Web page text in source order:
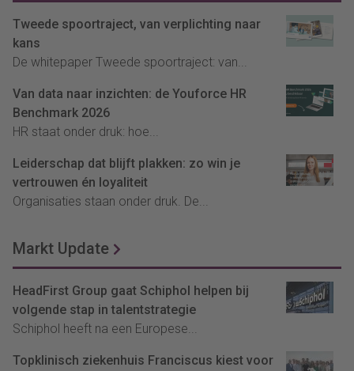
Tweede spoortraject, van verplichting naar
kans
De whitepaper Tweede spoortraject: van...
Van data naar inzichten: de Youforce HR
Benchmark 2026
HR staat onder druk: hoe...
Leiderschap dat blijft plakken: zo win je
vertrouwen én loyaliteit
Organisaties staan onder druk. De...
Markt Update
HeadFirst Group gaat Schiphol helpen bij
volgende stap in talentstrategie
Schiphol heeft na een Europese...
Topklinisch ziekenhuis Franciscus kiest voor